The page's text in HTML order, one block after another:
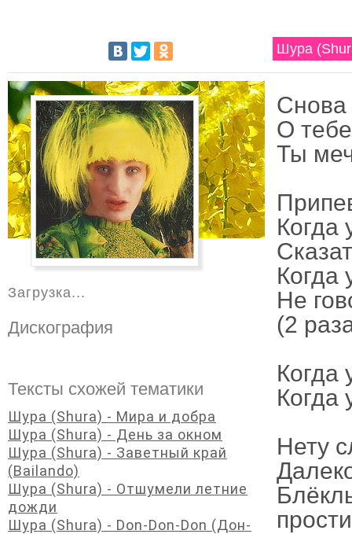
Шура
Снова
О
Ты
Когда
Когда
Не
(2
Когда
Когда
Нету
Загрузка...
Дискография
Тексты схожей тематики
Шура (Shura) - Мира и добра
Шура (Shura) - День за окном
Шура (Shura) - Заветный край
(Bailando)
Шура (Shura) - Отшумели летние
дожди
Шура (Shura) - Don-Don-Don (Дон-